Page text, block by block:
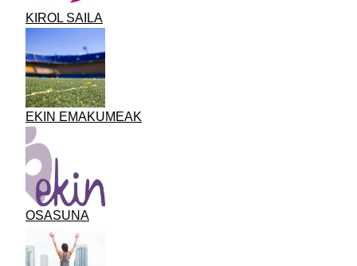
KIROL SAILA
EKIN EMAKUMEAK
OSASUNA